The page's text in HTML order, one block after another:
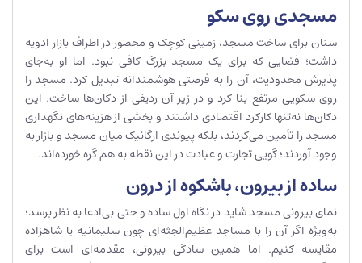
مسجدی روی سکو
سنان برای ساخت مسجد، زمینی کوچک و محصور در اطراف بازار ادویه
داشت؛ فضایی که برای یک مسجد بزرگ کافی نبود. اما او به‌جای
پذیرش محدودیت، آن را به فرصتی هوشمندانه تبدیل کرد. مسجد را
روی سکویی مرتفع بنا کرد و در زیر آن ردیفی از دکان‌ها ساخت. این
دکان‌ها نه‌تنها کارکرد اقتصادی داشتند و بخشی از هزینه‌های نگهداری
مسجد را تأمین می‌کردند، بلکه پیوندی ارگانیک میان مسجد و بازار به
وجود آوردند؛ گویی تجارت و عبادت در این نقطه به هم گره خورده‌اند.
ساده از بیرون، باشکوه از درون
نمای بیرونی مسجد شاید در نگاه اول ساده و حتی بی‌ادعا به نظر برسد؛
به‌ویژه اگر آن را با مساجد عظیم‌الجثه‌ای چون سلیمانیه یا شاهزاده
مقایسه کنیم. اما همین سادگی بیرونی، مقدمه‌ای است برای